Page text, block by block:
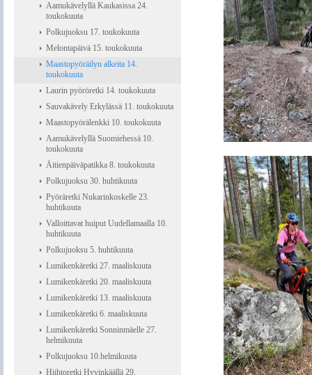
Aamukävelyllä Kaukasissa 24.
toukokuuta
Polkujuoksu 17. toukokuuta
Melontapäivä 15. toukokuuta
Maastopyöräilyn alkeita 14.
toukokuuta
Laurin pyöröretki 14. toukokuuta
Sauvakävely Erkylässä 11. toukokuuta
Maastopyörälenkki 10. toukokuuta
Aamukävelyllä Suomiehessä 10.
toukokuuta
Äitienpäiväpatikka 8. toukokuuta
Polkujuoksu 30. huhtikuuta
Pyöräretki Nukarinkoskelle 23.
huhtikuuta
Valloittavat huiput Uudellamaalla 10.
huhtikuuta
Polkujuoksu 5. huhtikuuta
Lumikenkäretki 27. maaliskuuta
Lumikenkäretki 20. maaliskuuta
Lumikenkäretki 13. maaliskuuta
Lumikenkäretki 6. maaliskuuta
Lumikenkäretki Sonninmäelle 27.
helmikuuta
Polkujuoksu 10.helmikuuta
Hiihtoretki Hyvinkäällä 29.